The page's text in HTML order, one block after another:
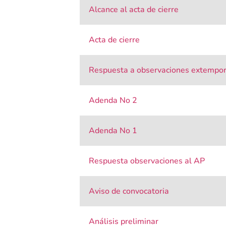
Alcance al acta de cierre
Acta de cierre
Respuesta a observaciones
Adenda No 2
Adenda No 1
Respuesta observaciones al AP
Aviso de convocatoria
Análisis preliminar